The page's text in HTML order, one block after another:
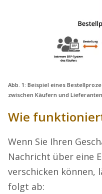
Abb. 1: Beispiel eines
zwischen Käufern und
Wie
Wenn Sie Ihren
Nachricht über eine
verschicken können,
folgt ab: